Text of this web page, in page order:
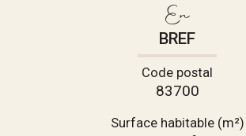
En
BREF
Code postal
83700
Surface habitable (m²)